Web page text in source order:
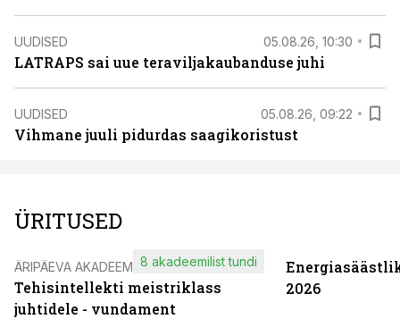
UUDISED 05.08.26, 10:30
LATRAPS sai uue teraviljakaubanduse juhi
UUDISED 05.08.26, 09:22
Vihmane juuli pidurdas saagikoristust
ÜRITUSED
ÄRIPÄEVA AKADEEMIA
Tehisintellekti meistriklass
juhtidele - vundament
8 akadeemilist tundi
2026